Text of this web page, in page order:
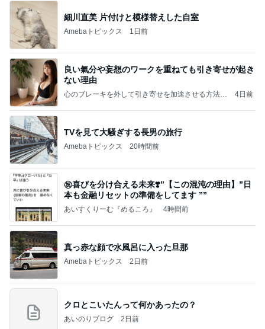
細川直美 片付けと模様替えした自室
Amebaトピックス 1日前
良い氣分や妄想のワークを重ねても引き寄せが起き
ない理由
心のブレーキを外して引き寄せを加速させる方法：
4日前
TVを見て大騒ぎする長男の旅行
Amebaトピックス 20時間前
㊗️喜びを分け合える未来❣️”【この混沌の理由】”⽇
本も⾦融リセットの準備をしてます ””
あいすくりーむ『めるころ』 4時間前
真っ赤な顔で水風呂に入った旦那
Amebaトピックス 2日前
クロとこいたんって何かあったの？
あいのりブログ 2日前